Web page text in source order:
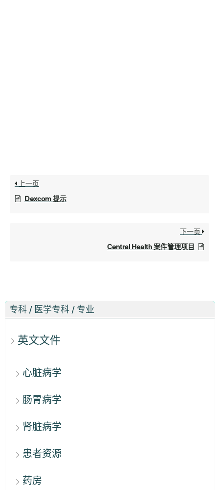
专科 / 医学专科 / 专业
英文文件
心脏病学
肠胃病学
肾脏病学
患者资源
药房
上一页
Dexcom 提示
下一页
Central Health 案件管理项目